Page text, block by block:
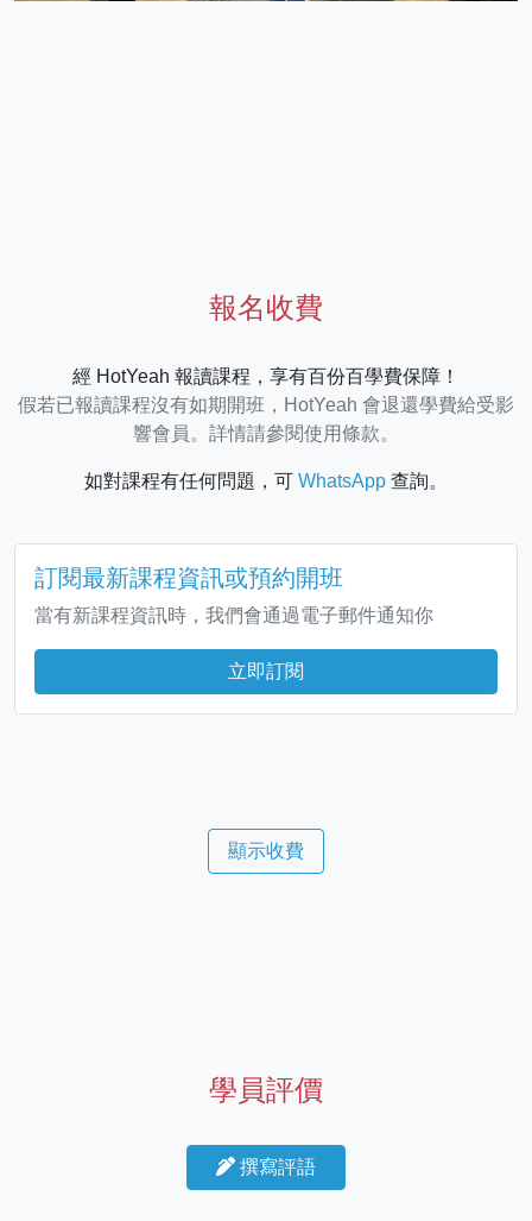
報名收費
經 HotYeah 報讀課程，享有百份百學費保障！
假若已報讀課程沒有如期開班，HotYeah 會退還學費給受影
響會員。詳情請參閱使用條款。
如對課程有任何問題，可 WhatsApp 查詢。
訂閱最新課程資訊或預約開班
當有新課程資訊時，我們會通過電子郵件通知你
立即訂閱
顯示收費
學員評價
撰寫評語